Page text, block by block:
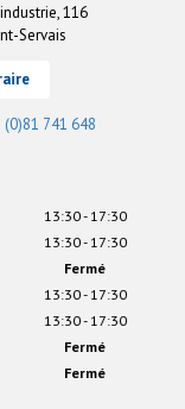
116
Servais
(0)81 741 648
13:30 - 17:30
13:30 - 17:30
Fermé
13:30 - 17:30
13:30 - 17:30
Fermé
Fermé